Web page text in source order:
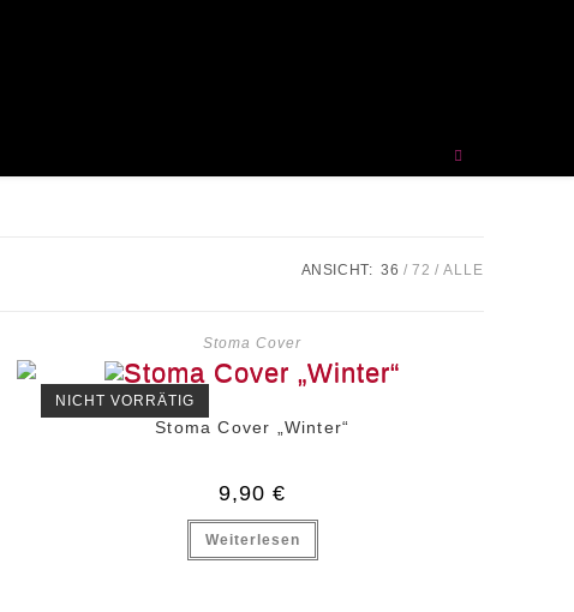
ANSICHT: 36 72 ALLE
Stoma Cover
NICHT VORRÄTIG
Stoma Cover „Winter“
9,90€
Weiterlesen